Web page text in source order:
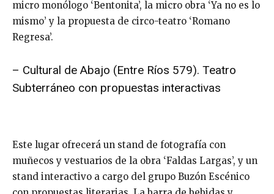
micro monólogo ‘Bentonita’, la micro obra ‘Ya no es lo
mismo’ y la propuesta de circo-teatro ‘Romano
Regresa’.
– Cultural de Abajo (Entre Ríos 579). Teatro
Subterráneo con propuestas interactivas
Este lugar ofrecerá un stand de fotografía con
muñecos y vestuarios de la obra ‘Faldas Largas’, y un
stand interactivo a cargo del grupo Buzón Escénico